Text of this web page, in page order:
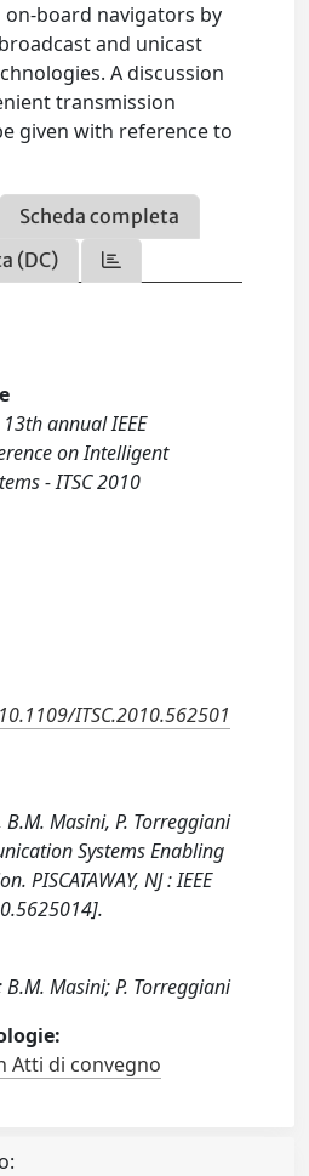
board navigators by
and unicast
A discussion
transmission
given with reference to
Scheda completa
(DC)
annual IEEE
on Intelligent
- ITSC 2010
ITSC.2010.562501
B.M. Masini, P. Torreggiani
Systems Enabling
PISCATAWAY, NJ : IEEE
B.M. Masini; P. Torreggiani
Atti di convegno